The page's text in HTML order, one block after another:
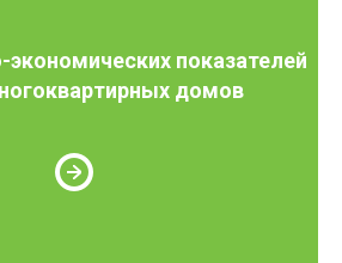
экономических показателей
домов